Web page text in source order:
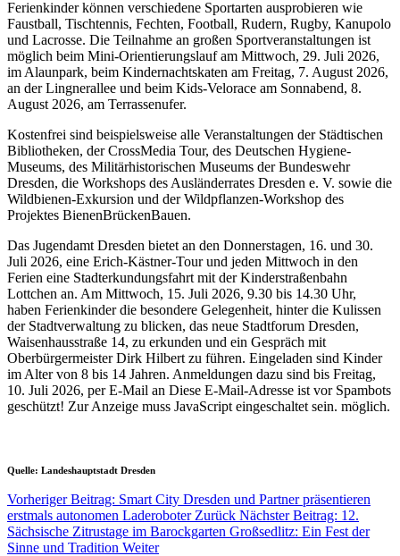
Ferienkinder können verschiedene Sportarten ausprobieren wie
Faustball, Tischtennis, Fechten, Football, Rudern, Rugby, Kanupolo
und Lacrosse. Die Teilnahme an großen Sportveranstaltungen ist
möglich beim Mini-Orientierungslauf am Mittwoch, 29. Juli 2026,
im Alaunpark, beim Kindernachtskaten am Freitag, 7. August 2026,
an der Lingnerallee und beim Kids-Velorace am Sonnabend, 8.
August 2026, am Terrassenufer.
Kostenfrei sind beispielsweise alle Veranstaltungen der Städtischen
Bibliotheken, der CrossMedia Tour, des Deutschen Hygiene-
Museums, des Militärhistorischen Museums der Bundeswehr
Dresden, die Workshops des Ausländerrates Dresden e. V. sowie die
Wildbienen-Exkursion und der Wildpflanzen-Workshop des
Projektes BienenBrückenBauen.
Das Jugendamt Dresden bietet an den Donnerstagen, 16. und 30.
Juli 2026, eine Erich-Kästner-Tour und jeden Mittwoch in den
Ferien eine Stadterkundungsfahrt mit der Kinderstraßenbahn
Lottchen an. Am Mittwoch, 15. Juli 2026, 9.30 bis 14.30 Uhr,
haben Ferienkinder die besondere Gelegenheit, hinter die Kulissen
der Stadtverwaltung zu blicken, das neue Stadtforum Dresden,
Waisenhausstraße 14, zu erkunden und ein Gespräch mit
Oberbürgermeister Dirk Hilbert zu führen. Eingeladen sind Kinder
im Alter von 8 bis 14 Jahren. Anmeldungen dazu sind bis Freitag,
10. Juli 2026, per E-Mail an Diese E-Mail-Adresse ist vor Spambots
geschützt! Zur Anzeige muss JavaScript eingeschaltet sein. möglich.
Quelle: Landeshauptstadt Dresden
Vorheriger Beitrag: Smart City Dresden und Partner präsentieren
erstmals autonomen Laderoboter Zurück Nächster Beitrag: 12.
Sächsische Zitrustage im Barockgarten Großsedlitz: Ein Fest der
Sinne und Tradition Weiter